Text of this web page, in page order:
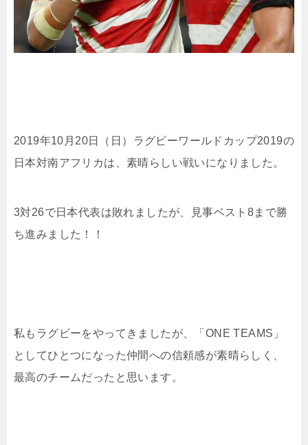
2019年10月20日（日）ラグビーワールドカップ2019の
日本対南アフリカは、素晴らしい戦いになりました。
3対26で日本代表は敗れましたが、見事ベスト8まで勝
ち進みました！！
私もラグビーをやってきましたが、「ONE TEAMS」
としてひとつになった仲間への信頼感が素晴らしく、
最高のチームだったと思います。